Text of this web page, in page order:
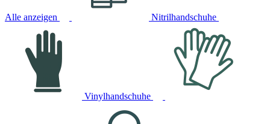
Alle anzeigen Nitrilhandschuhe
Vinylhandschuhe